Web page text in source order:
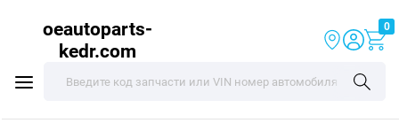
oeautoparts-
kedr.com
0